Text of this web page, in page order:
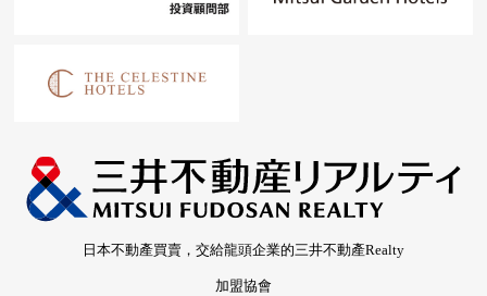
日本不動產買賣，交給龍頭企業的三井不動產Realty
加盟協會